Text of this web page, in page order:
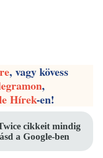
, vagy kövess
,
Hírek-en!
cikkeit mindig
a Google-ben